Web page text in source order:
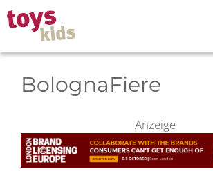
Zum
Inhalt
springen
BolognaFiere
Anzeige